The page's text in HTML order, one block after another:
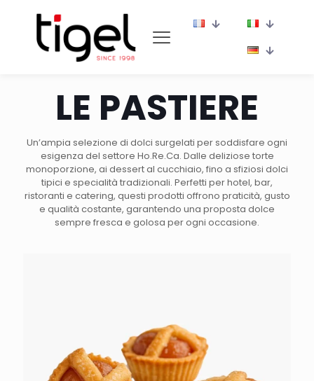
LE PASTIERE
Un’ampia selezione di dolci surgelati per soddisfare ogni
esigenza del settore Ho.Re.Ca. Dalle deliziose torte
monoporzione, ai dessert al cucchiaio, fino a sfiziosi dolci
tipici e specialità tradizionali. Perfetti per hotel, bar,
ristoranti e catering, questi prodotti offrono praticità, gusto
e qualità costante, garantendo una proposta dolce
sempre fresca e golosa per ogni occasione.